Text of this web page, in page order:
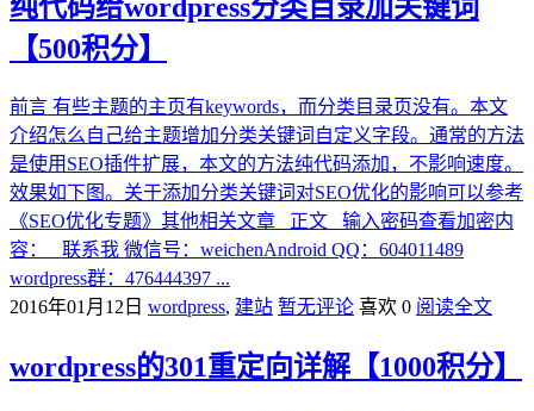
纯代码给wordpress分类目录加关键词
【500积分】
前言 有些主题的主页有keywords，而分类目录页没有。本文
介绍怎么自己给主题增加分类关键词自定义字段。通常的方法
是使用SEO插件扩展，本文的方法纯代码添加，不影响速度。
效果如下图。关于添加分类关键词对SEO优化的影响可以参考
《SEO优化专题》其他相关文章 正文 输入密码查看加密内
容： 联系我 微信号：weichenAndroid QQ：604011489
wordpress群：476444397 ...
2016年01月12日 wordpress, 建站 暂无评论 喜欢 0 阅读全文
wordpress的301重定向详解【1000积分】